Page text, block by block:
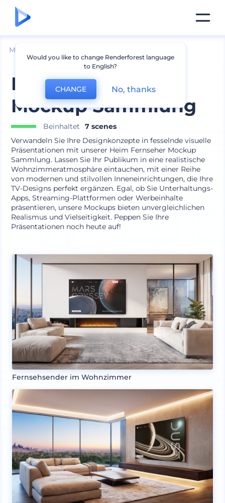
Mockups
Heim Fernseher
Mockup Sammlung
Beinhaltet
7 scenes
Verwandeln Sie Ihre Designkonzepte in fesselnde visuelle
Präsentationen mit unserer Heim Fernseher Mockup
Sammlung. Lassen Sie Ihr Publikum in eine realistische
Wohnzimmeratmosphäre eintauchen, mit einer Reihe
von modernen und stilvollen Inneneinrichtungen, die Ihre
TV-Designs perfekt ergänzen. Egal, ob Sie Unterhaltungs-
Apps, Streaming-Plattformen oder Werbeinhalte
präsentieren, unsere Mockups bieten unvergleichlichen
Realismus und Vielseitigkeit. Peppen Sie Ihre
Präsentationen noch heute auf!
Fernsehsender im Wohnzimmer
Would you like to change Renderforest language
to English?
CHANGE No, thanks